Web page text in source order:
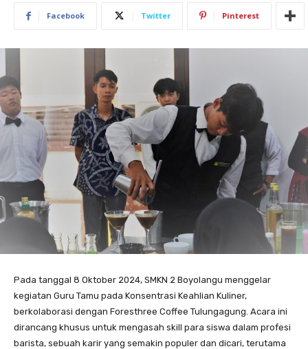
Facebook Twitter Pinterest
Pada tanggal 8 Oktober 2024, SMKN 2 Boyolangu menggelar
kegiatan Guru Tamu pada Konsentrasi Keahlian Kuliner,
berkolaborasi dengan Foresthree Coffee Tulungagung. Acara ini
dirancang khusus untuk mengasah skill para siswa dalam profesi
barista, sebuah karir yang semakin populer dan dicari, terutama